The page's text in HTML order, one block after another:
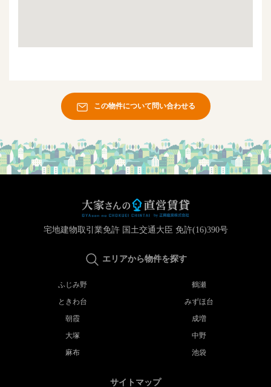
この物件について問い合わせる
宅地建物取引業免許 国土交通大臣 免許(16)390号
エリアから物件を探す
ふじみ野
鶴瀬
ときわ台
みずほ台
朝霞
成増
大塚
中野
麻布
池袋
サイトマップ